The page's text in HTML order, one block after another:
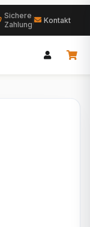
Sichere
Zahlung
Kontakt